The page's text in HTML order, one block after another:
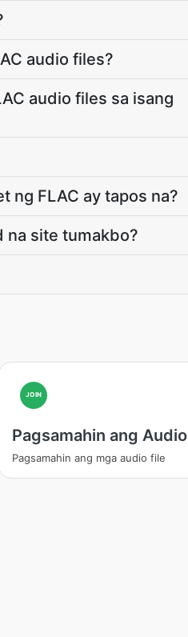
audio files?
audio files sa isang
ng FLAC ay tapos na?
na site tumakbo?
JOIN
Pagsamahin ang Audio
Pagsamahin ang mga audio file